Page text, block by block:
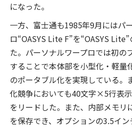
になった。
一方、富士通も1985年9月にはパ
ロ“OASYS Lite F”を“OASYS
た。パーソナルワープロでは初の
することで本体部を小型化・軽量
のポータブル化を実現している。
化競争においても40文字×5行表
をリードした。また、内部メモリ
を保存でき、オプションの3.5イ